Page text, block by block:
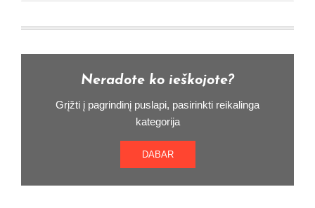
Neradote ko ieškojote?
Grįžti į pagrindinį puslapi, pasirinkti reikalinga
kategorija
DABAR